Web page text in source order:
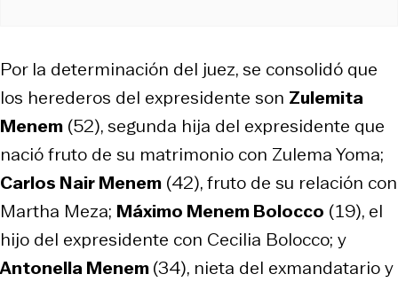
Por la determinación del juez, se consolidó que
los herederos del expresidente son Zulemita
Menem (52), segunda hija del expresidente que
nació fruto de su matrimonio con Zulema Yoma;
Carlos Nair Menem (42), fruto de su relación con
Martha Meza; Máximo Menem Bolocco (19), el
hijo del expresidente con Cecilia Bolocco; y
Antonella Menem(34), nieta del exmandatario y